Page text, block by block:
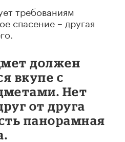
требованиям
спасение – другая
должен
вкупе с
Нет
от друга
панорамная